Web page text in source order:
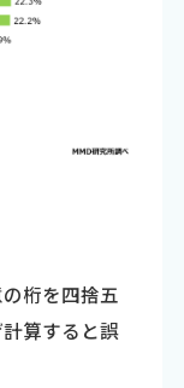
桁を四捨五
算すると誤